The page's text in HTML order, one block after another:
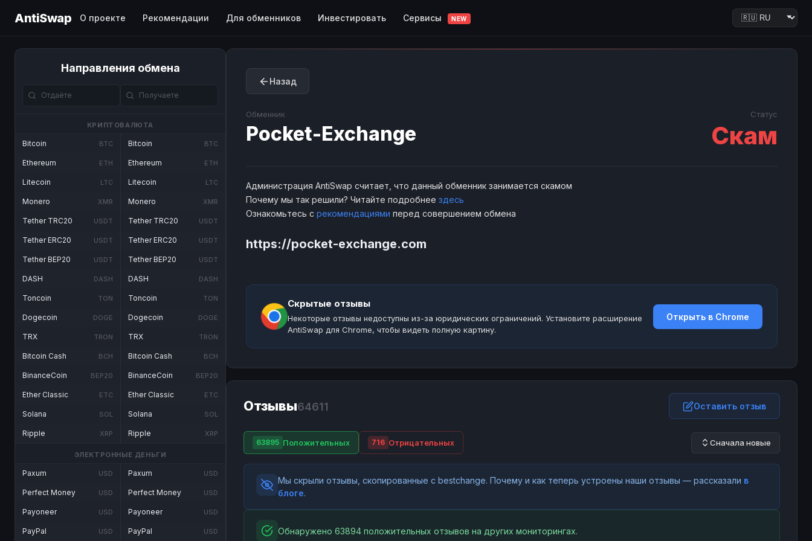
AntiSwap О проекте Рекомендации Для обменников Инвестировать Сервисы NEW
Направления обмена
КРИПТОВАЛЮТА
Bitcoin BTC
Ethereum ETH
Litecoin LTC
Monero XMR
Tether TRC20 USDT
Tether ERC20 USDT
Tether BEP20 USDT
DASH DASH
Toncoin TON
Dogecoin DOGE
TRX TRON
Bitcoin Cash BCH
BinanceCoin BEP20
Ether Classic ETC
Solana SOL
Ripple XRP
Bitcoin BTC
Ethereum ETH
Litecoin LTC
Monero XMR
Tether TRC20 USDT
Tether ERC20 USDT
Tether BEP20 USDT
DASH DASH
Toncoin TON
Dogecoin DOGE
TRX TRON
Bitcoin Cash BCH
BinanceCoin BEP20
Ether Classic ETC
Solana SOL
Ripple XRP
ЭЛЕКТРОННЫЕ ДЕНЬГИ
Paxum USD
Perfect Money USD
Payoneer USD
PayPal USD
Paxum USD
Perfect Money USD
Payoneer USD
PayPal USD
Назад
Обменник
Pocket-Exchange
Статус
Скам
Администрация AntiSwap считает, что данный обменник занимается скамом
Почему мы так решили? Читайте подробнее здесь
Ознакомьтесь с рекомендациями перед совершением обмена
https://pocket-exchange.com
Скрытые отзывы
Некоторые отзывы недоступны из-за юридических ограничений. Установите расширение
AntiSwap для Chrome, чтобы видеть полную картину.
Открыть в Chrome
Отзывы64611 Оставить отзыв
63895 Положительных 716 Отрицательных Сначала новые
Мы скрыли отзывы, скопированные с bestchange. Почему и как теперь устроены наши отзывы — рассказали в
блоге.
Обнаружено 63894 положительных отзывов на других мониторингах.